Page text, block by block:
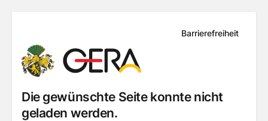
Barrierefreiheit
Die gewünschte Seite konnte nicht
geladen werden.